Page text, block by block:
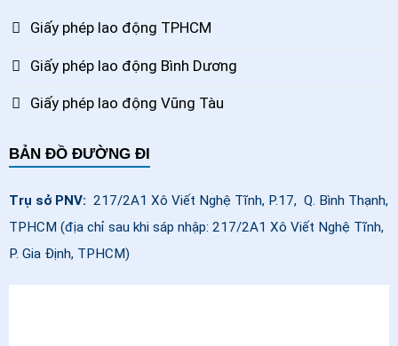
Giấy phép lao động TPHCM
Giấy phép lao động Bình Dương
Giấy phép lao động Vũng Tàu
BẢN ĐỒ ĐƯỜNG ĐI
Trụ sở PNV: 217/2A1 Xô Viết Nghệ Tĩnh, P.17, Q. Bình Thạnh,
TPHCM (địa chỉ sau khi sáp nhập: 217/2A1 Xô Viết Nghệ Tĩnh,
P. Gia Định, TPHCM)